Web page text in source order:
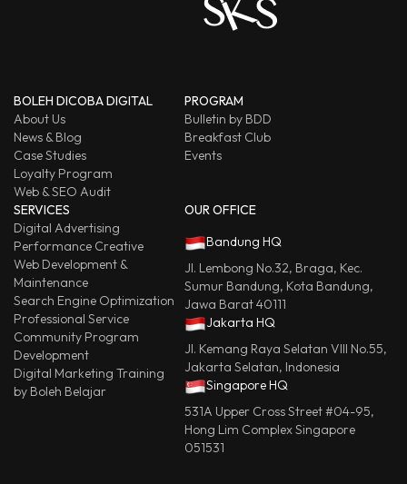
BOLEH DICOBA DIGITAL
About Us
News & Blog
Case Studies
Loyalty Program
Web & SEO Audit
PROGRAM
Bulletin by BDD
Breakfast Club
Events
SERVICES
Digital Advertising
Performance Creative
Web Development &
Maintenance
Search Engine Optimization
Professional Service
Community Program
Development
Digital Marketing Training
by Boleh Belajar
OUR OFFICE
Bandung HQ
Jl. Lembong No.32, Braga, Kec.
Sumur Bandung, Kota Bandung,
Jawa Barat 40111
Jakarta HQ
Jl. Kemang Raya Selatan VIII No.55,
Jakarta Selatan, Indonesia
Singapore HQ
531A Upper Cross Street #04-95,
Hong Lim Complex Singapore
051531